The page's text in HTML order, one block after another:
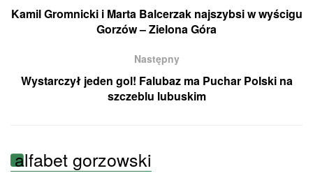
Kamil Gromnicki i Marta Balcerzak najszybsi w wyścigu
Gorzów – Zielona Góra
Następny
Wystarczył jeden gol! Falubaz ma Puchar Polski na
szczeblu lubuskim
alfabet gorzowski